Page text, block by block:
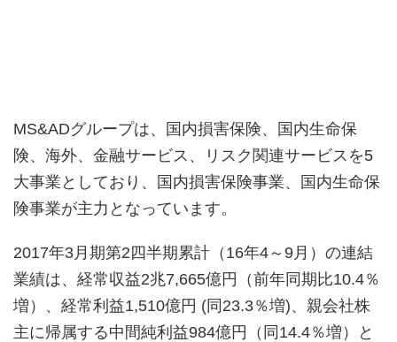
MS&ADグループは、国内損害保険、国内生命保
険、海外、金融サービス、リスク関連サービスを5
大事業としており、国内損害保険事業、国内生命保
険事業が主力となっています。
2017年3月期第2四半期累計（16年4～9月）の連結
業績は、経常収益2兆7,665億円（前年同期比10.4％
増）、経常利益1,510億円 (同23.3％増)、親会社株
主に帰属する中間純利益984億円（同14.4％増）と